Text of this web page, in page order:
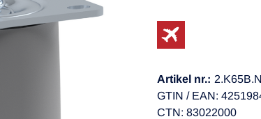
Artikel nr.:
GTIN / EAN:
CTN: 83022000